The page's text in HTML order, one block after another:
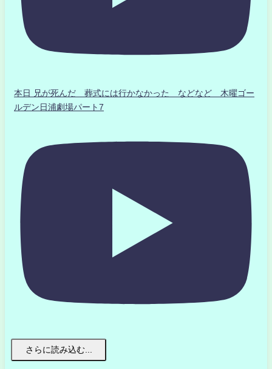
本日 兄が死んだ 葬式には行かなかった などなど 木曜ゴー
ルデン日浦劇場パート7
さらに読み込む...